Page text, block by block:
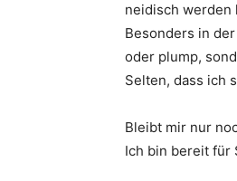
neidisch werden
Besonders in
oder plump,
Selten, dass ich
Bleibt mir nur
Ich bin bereit für